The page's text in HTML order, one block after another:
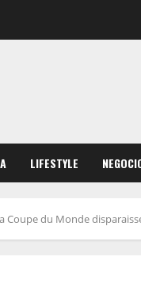
LIFESTYLE
Coupe du Monde